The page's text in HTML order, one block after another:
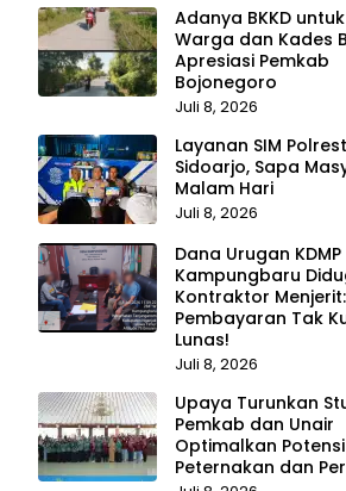
Adanya BKKD
Warga dan Kades
Apresiasi Pemkab
Bojonegoro
Juli 8, 2026
Layanan SIM
Sidoarjo, Sapa
Malam Hari
Juli 8, 2026
Dana Urugan
Kampungbaru
Kontraktor Menjerit:
Pembayaran Tak
Lunas!
Juli 8, 2026
Upaya Turunkan
Pemkab dan Unair
Optimalkan Potensi
Peternakan dan